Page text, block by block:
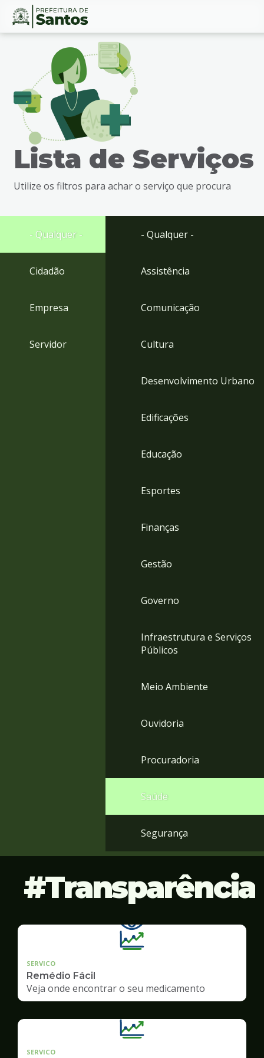
Ir
busca
Ir
rodapé
Conteúdo
Lista de Serviços
Utilize os filtros para achar o serviço que procura
- Qualquer -
Cidadão
Empresa
Servidor
- Qualquer -
Assistência
Comunicação
Cultura
Desenvolvimento Urbano
Edificações
Educação
Esportes
Finanças
Gestão
Governo
Infraestrutura e Serviços
Públicos
Meio Ambiente
Ouvidoria
Procuradoria
Saúde
Segurança
Transparência
SERVICO
Remédio Fácil
Veja onde encontrar o seu medicamento
SERVICO